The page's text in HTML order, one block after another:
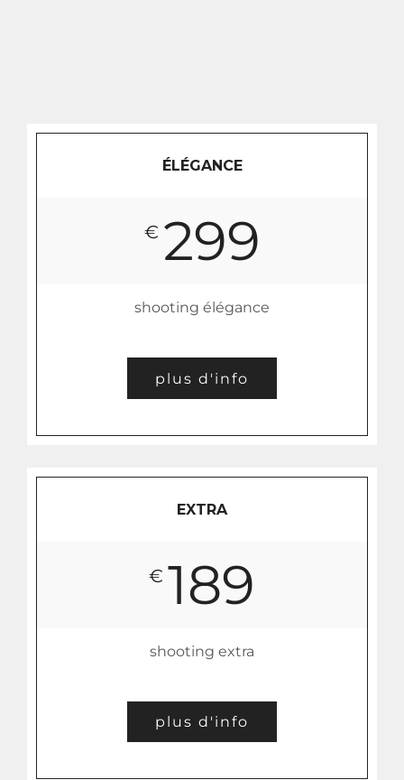
ÉLÉGANCE
€ 299
shooting élégance
plus d'info
EXTRA
€ 189
shooting extra
plus d'info